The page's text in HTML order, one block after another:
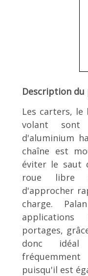
Description
Les carters, le
volant sont
d'aluminium
chaîne est
éviter le saut
roue libre
d'approcher
charge.
portages,
donc
puisqu'il est